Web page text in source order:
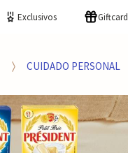
Exclusivos Giftcard
CUIDADO PERSONAL